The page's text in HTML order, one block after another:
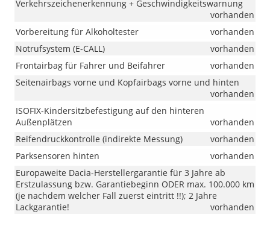
Verkehrszeichenerkennung + Geschwindigkeitswarnung
vorhanden
Vorbereitung für Alkoholtester
vorhanden
Notrufsystem (E-CALL)
vorhanden
Frontairbag für Fahrer und Beifahrer
vorhanden
Seitenairbags vorne und Kopfairbags vorne und hinten
vorhanden
ISOFIX-Kindersitzbefestigung auf den hinteren
Außenplätzen
vorhanden
Reifendruckkontrolle (indirekte Messung)
vorhanden
Parksensoren hinten
vorhanden
Europaweite Dacia-Herstellergarantie für 3 Jahre ab
Erstzulassung bzw. Garantiebeginn ODER max. 100.000 km
(je nachdem welcher Fall zuerst eintritt !!); 2 Jahre
Lackgarantie!
vorhanden